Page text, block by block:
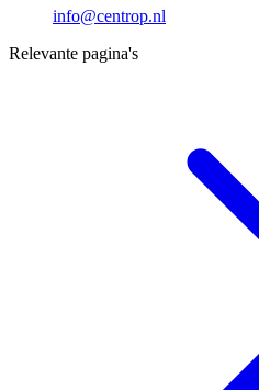
info@centrop.nl
Relevante pagina's